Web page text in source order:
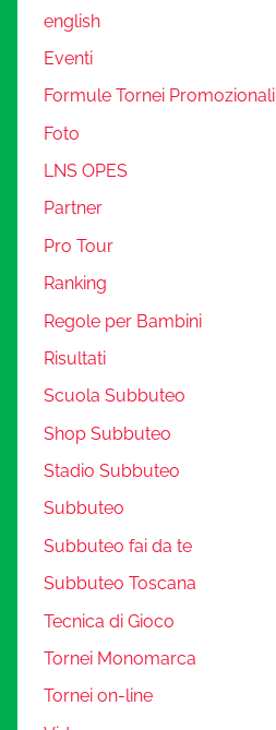
english
Eventi
Formule Tornei Promozionali
Foto
LNS OPES
Partner
Pro Tour
Ranking
Regole per Bambini
Risultati
Scuola Subbuteo
Shop Subbuteo
Stadio Subbuteo
Subbuteo
Subbuteo fai da te
Subbuteo Toscana
Tecnica di Gioco
Tornei Monomarca
Tornei on-line